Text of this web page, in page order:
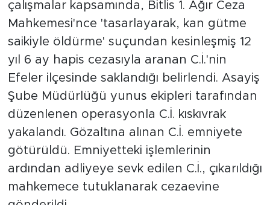
çalışmalar kapsamında, Bitlis 1. Ağır Ceza
Mahkemesi'nce 'tasarlayarak, kan gütme
saikiyle öldürme' suçundan kesinleşmiş 12
yıl 6 ay hapis cezasıyla aranan C.İ.'nin
Efeler ilçesinde saklandığı belirlendi. Asayiş
Şube Müdürlüğü yunus ekipleri tarafından
düzenlenen operasyonla C.İ. kıskıvrak
yakalandı. Gözaltına alınan C.İ. emniyete
götürüldü. Emniyetteki işlemlerinin
ardından adliyeye sevk edilen C.İ., çıkarıldığı
mahkemece tutuklanarak cezaevine